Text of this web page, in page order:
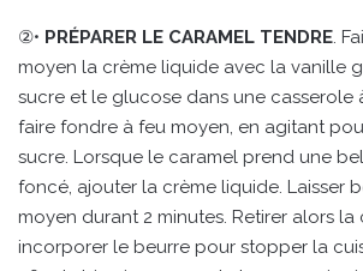
②• PRÉPARER LE CARAMEL TENDRE .
moyen la crème liquide avec la vanille
sucre et le glucose dans une casserole
faire fondre à feu moyen, en agitant
sucre. Lorsque le caramel prend une
foncé, ajouter la crème liquide. Laisser
moyen durant 2 minutes. Retirer alors la
incorporer le beurre pour stopper la